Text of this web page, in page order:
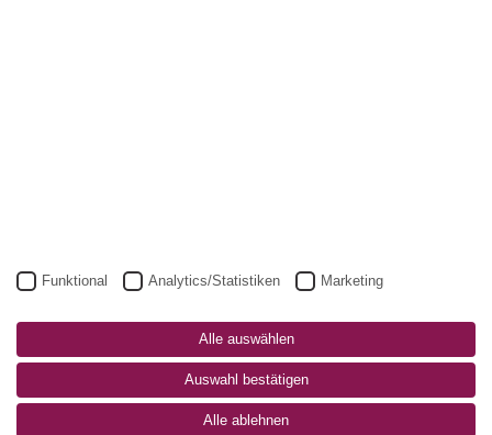
Der datenschutzkonforme Umgang mit Ihren Daten ist uns wichtig.
dem Absenden der Anfrage bestätigen Sie, dass Sie sie zur Kenntnis
Funktional Analytics/Statistiken Marketing
Alle auswählen
Auswahl bestätigen
Alle ablehnen